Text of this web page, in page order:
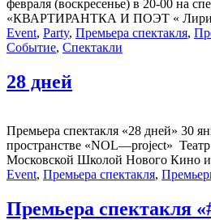
февраля (воскресенье) в 20-00 на
«КВАРТИРАНТКА И ПОЭТ «
Event, Party, Премьера спектакля,
Событие, Спектакли
28 дней
Премьера спектакля «28 дней» 30
пространстве «NOL—project»
Московской Школой Нового Кино
Event, Премьера спектакля,
Премьера